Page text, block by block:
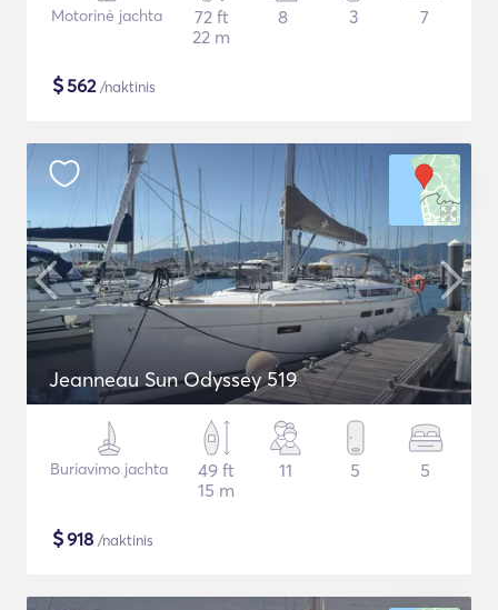
Motorinė jachta
72 ft
22 m
8 3 7
$562/naktinis
Jeanneau Sun Odyssey 519
Buriavimo jachta
49 ft
15 m
11 5 5
$918 /naktinis